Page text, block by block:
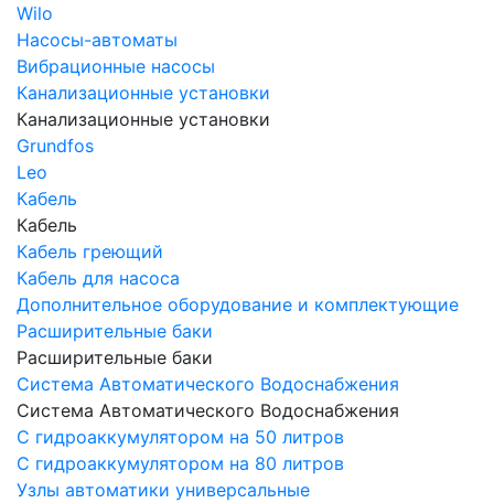
Wilo
Насосы-автоматы
Вибрационные насосы
Канализационные установки
Канализационные установки
Grundfos
Leo
Кабель
Кабель
Кабель греющий
Кабель для насоса
Дополнительное оборудование и комплектующие
Расширительные баки
Расширительные баки
Система Автоматического Водоснабжения
Система Автоматического Водоснабжения
С гидроаккумулятором на 50 литров
С гидроаккумулятором на 80 литров
Узлы автоматики универсальные